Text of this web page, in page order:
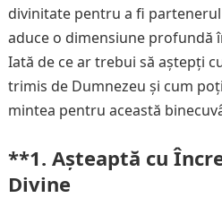
divinitate pentru a fi
aduce o dimensiune profundă
Iată de ce ar trebui să aștepți
trimis de Dumnezeu și cum
mintea pentru această
**1. Așteaptă cu
Divine